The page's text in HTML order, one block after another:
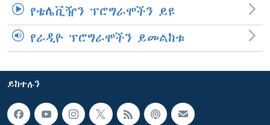
የቴሌቪዥን ፕሮግራሞችን ይዩ
የራዲዮ ፕሮግራሞችን ይመልከቱ
ይከተሉን